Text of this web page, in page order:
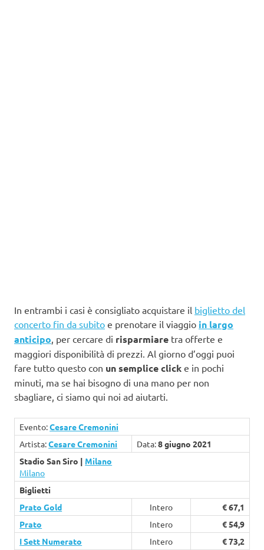
In entrambi i casi è consigliato acquistare il biglietto del
concerto fin da subito e prenotare il viaggio in largo
anticipo, per cercare di risparmiare tra offerte e
maggiori disponibilità di prezzi. Al giorno d’oggi puoi
fare tutto questo con un semplice click e in pochi
minuti, ma se hai bisogno di una mano per non
sbagliare, ci siamo qui noi ad aiutarti.
Evento:Cesare Cremonini
Artista:Cesare Cremonini Data:8 giugno 2021
Stadio San Siro | Milano
Milano
Biglietti
Prato Gold
Intero
€ 67,1
Prato
Intero
€ 54,9
I Sett Numerato
Intero
€ 73,2